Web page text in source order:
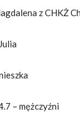
z CHKŻ
– mężczyźni